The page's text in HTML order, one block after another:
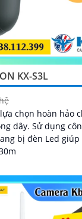
KX-S3L
chọn hoàn hảo
xử lý hình
bị đèn Led